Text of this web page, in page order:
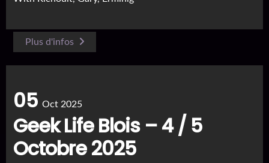
Plus d'infos
05 Oct 2025
Geek Life Blois – 4 / 5
Octobre 2025